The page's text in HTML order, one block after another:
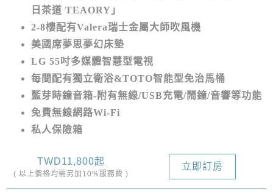
日茶道 TEAORY」
2-8樓配有Valera瑞士金屬大師吹風機
美國席夢思夢幻床墊
LG 55吋多媒體智慧型電視
每間配有獨立衛浴&TOTO智能型免治馬桶
藍芽時鐘音箱-附有無線/USB充電/鬧鐘/音響等功能
免費無線網路Wi-Fi
私人保險箱
TWD11,800起
( 以上價格均需另加10%服務費 )
立即訂房